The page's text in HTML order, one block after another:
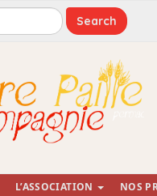
L’ASSOCIATION NOS